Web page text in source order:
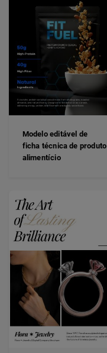
Modelo editável de
ficha técnica de produto
alimentício